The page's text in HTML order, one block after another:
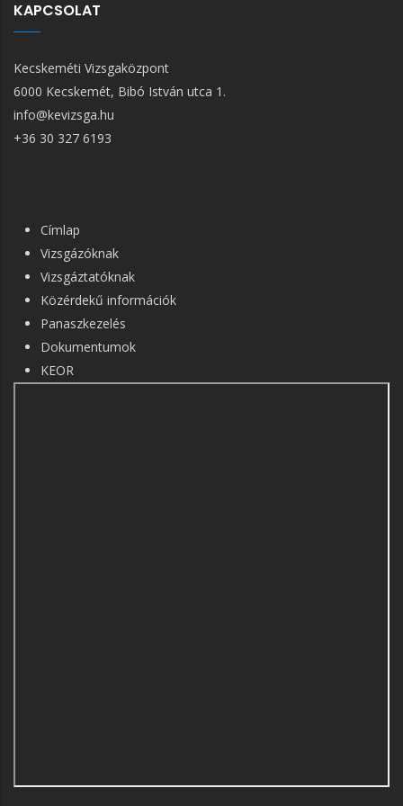
KAPCSOLAT
Kecskeméti Vizsgaközpont
6000 Kecskemét, Bibó István utca 1.
info@kevizsga.hu
+36 30 327 6193
FŐ
NAVIGÁCIÓ
Címlap
Vizsgázóknak
Vizsgáztatóknak
Közérdekű információk
Panaszkezelés
Dokumentumok
KEOR